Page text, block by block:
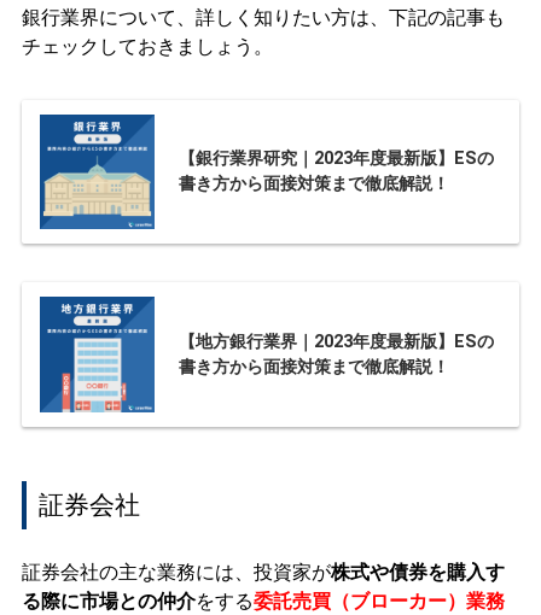
銀行業界について、詳しく知りたい方は、下記の記事も
チェックしておきましょう。
【銀行業界研究｜2023年度最新版】ESの
書き方から面接対策まで徹底解説！
【地方銀行業界｜2023年度最新版】ESの
書き方から面接対策まで徹底解説！
証券会社
証券会社の主な業務には、投資家が株式や債券を購入す
る際に市場との仲介をする委託売買（ブローカー）業務